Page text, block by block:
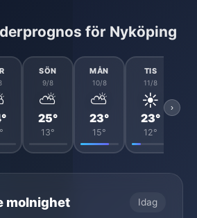
för Nyköping
SÖN
9/8
⛅
25°
13°
MÅN
10/8
⛅
23°
15°
TIS
11/8
☀️
23°
12°
›
molnighet Idag